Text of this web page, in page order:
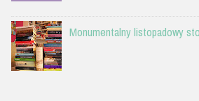
Monumentalny listopadowy